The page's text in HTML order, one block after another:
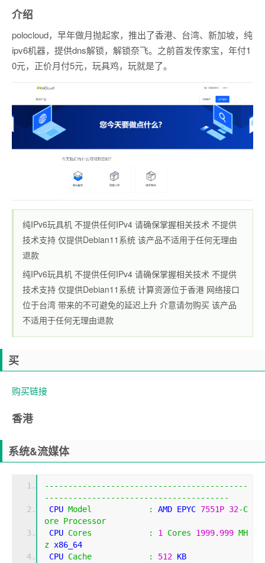
介绍
polocloud，早年做月抛起家，推出了香港、台湾、新加坡，纯
ipv6机器，提供dns解锁，解锁奈飞。之前首发传家宝，年付1
0元，正价月付5元，玩具鸡，玩就是了。
纯IPv6玩具机 不提供任何IPv4 请确保掌握相关技术 不提供
技术支持 仅提供Debian11系统 该产品不适用于任何无理由
退款
纯IPv6玩具机 不提供任何IPv4 请确保掌握相关技术 不提供
技术支持 仅提供Debian11系统 计算资源位于香港 网络接口
位于台湾 带来的不可避免的延迟上升 介意请勿购买 该产品
不适用于任何无理由退款
买
购买链接
香港
系统&流媒体
-------------------------------------------
---------------------------------------
CPU Model : AMD EPYC 7551P 32-C
ore Processor
CPU Cores : 1 Cores 1999.999 MH
z x86_64
CPU Cache : 512 KB